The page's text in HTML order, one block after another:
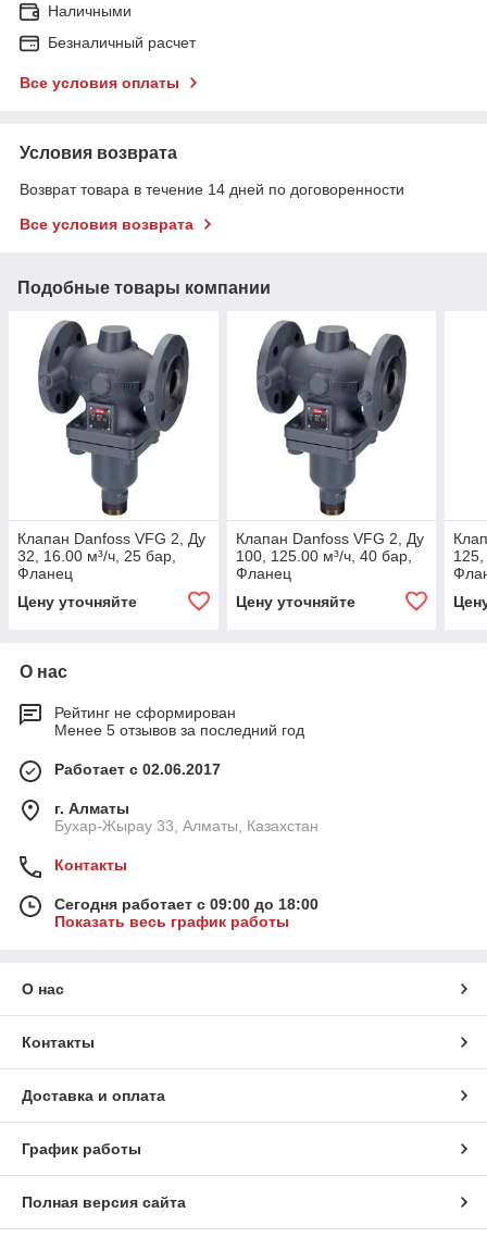
Наличными
Безналичный расчет
Все условия оплаты
Условия возврата
Возврат товара в течение 14 дней по договоренности
Все условия возврата
Подобные товары компании
Клапан Danfoss VFG 2, Ду
32, 16.00 м³/ч, 25 бар,
Фланец
Цену уточняйте
Клапан Danfoss VFG 2, Ду
100, 125.00 м³/ч, 40 бар,
Фланец
Цену уточняйте
О нас
Рейтинг не сформирован
Менее 5 отзывов за последний год
Работает с 02.06.2017
г. Алматы
Бухар-Жырау 33, Алматы, Казахстан
Контакты
Сегодня работает с 09:00 до 18:00
Показать весь график работы
О нас
Контакты
Доставка и оплата
График работы
Полная версия сайта